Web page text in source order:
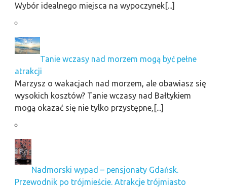
Wybór idealnego miejsca na wypoczynek[...]
Tanie wczasy nad morzem mogą być pełne
atrakcji
Marzysz o wakacjach nad morzem, ale obawiasz się
wysokich kosztów? Tanie wczasy nad Bałtykiem
mogą okazać się nie tylko przystępne,[...]
Nadmorski wypad – pensjonaty Gdańsk.
Przewodnik po trójmieście. Atrakcje trójmiasto